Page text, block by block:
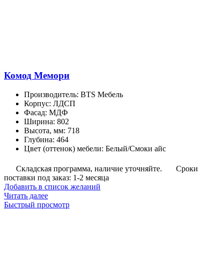
Комод Мемори
Производитель: BTS Мебель
Корпус: ЛДСП
Фасад: МДФ
Ширина: 802
Высота, мм: 718
Глубина: 464
Цвет (оттенок) мебели: Белый/Смоки айс
Складская программа, наличие уточняйте.
Сроки
поставки под заказ: 1-2 месяца
Добавить в список желаний
Читать далее
Быстрый просмотр